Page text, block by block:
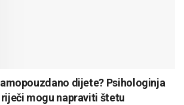
dijete? Psihologinja
mogu napraviti štetu